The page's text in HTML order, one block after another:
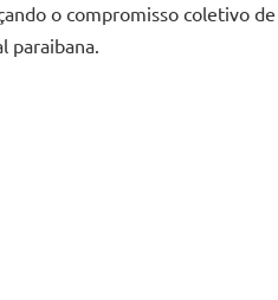
o compromisso coletivo
paraibana.